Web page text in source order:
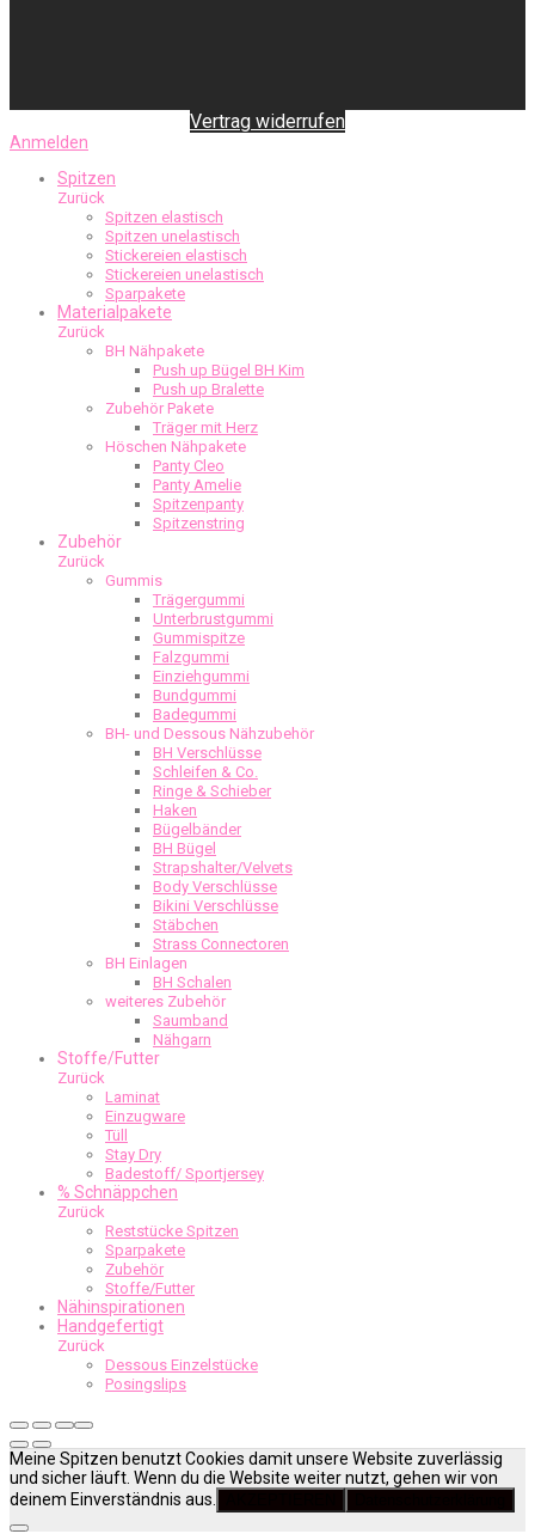
Vertrag widerrufen
Anmelden
Spitzen
Zurück
Spitzen elastisch
Spitzen unelastisch
Stickereien elastisch
Stickereien unelastisch
Sparpakete
Materialpakete
Zurück
BH Nähpakete
Push up Bügel BH Kim
Push up Bralette
Zubehör Pakete
Träger mit Herz
Höschen Nähpakete
Panty Cleo
Panty Amelie
Spitzenpanty
Spitzenstring
Zubehör
Zurück
Gummis
Trägergummi
Unterbrustgummi
Gummispitze
Falzgummi
Einziehgummi
Bundgummi
Badegummi
BH- und Dessous Nähzubehör
BH Verschlüsse
Schleifen & Co.
Ringe & Schieber
Haken
Bügelbänder
BH Bügel
Strapshalter/Velvets
Body Verschlüsse
Bikini Verschlüsse
Stäbchen
Strass Connectoren
BH Einlagen
BH Schalen
weiteres Zubehör
Saumband
Nähgarn
Stoffe/Futter
Zurück
Laminat
Einzugware
Tüll
Stay Dry
Badestoff/ Sportjersey
% Schnäppchen
Zurück
Reststücke Spitzen
Sparpakete
Zubehör
Stoffe/Futter
Nähinspirationen
Handgefertigt
Zurück
Dessous Einzelstücke
Posingslips
Meine Spitzen benutzt Cookies damit unsere Website zuverlässig
und sicher läuft. Wenn du die Website weiter nutzt, gehen wir von
deinem Einverständnis aus.